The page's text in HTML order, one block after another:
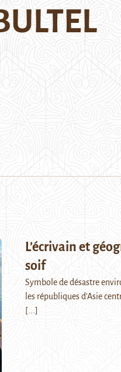
L’écrivain et
soif
Symbole de désastre
les républiques d’Asie
[...]